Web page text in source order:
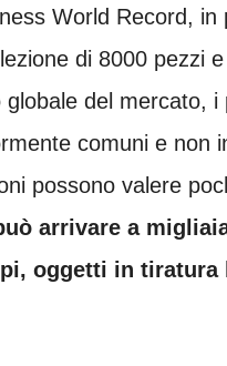
World Record, in
di 8000 pezzi
globale del mercato, i
comuni e non
possono valere
arrivare a
oggetti in tiratura